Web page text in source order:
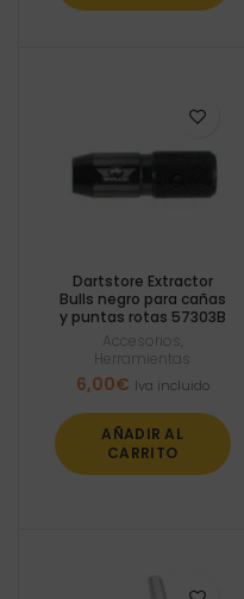
Dartstore Extractor
Bulls negro para cañas
y puntas rotas 57303B
Accesorios
Herramientas
6,00€ Iva incluido
AÑADIR AL
CARRITO